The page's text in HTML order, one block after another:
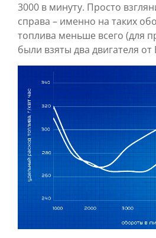
3000 в минуту. Просто
справа – именно на таких
топлива меньше всего (для
были взяты два двигателя от